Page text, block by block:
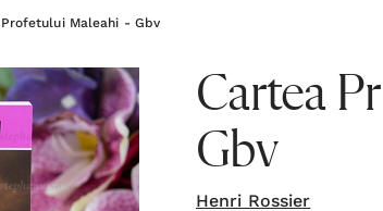
Maleahi - Gbv
Cartea
Gbv
Henri Rossier